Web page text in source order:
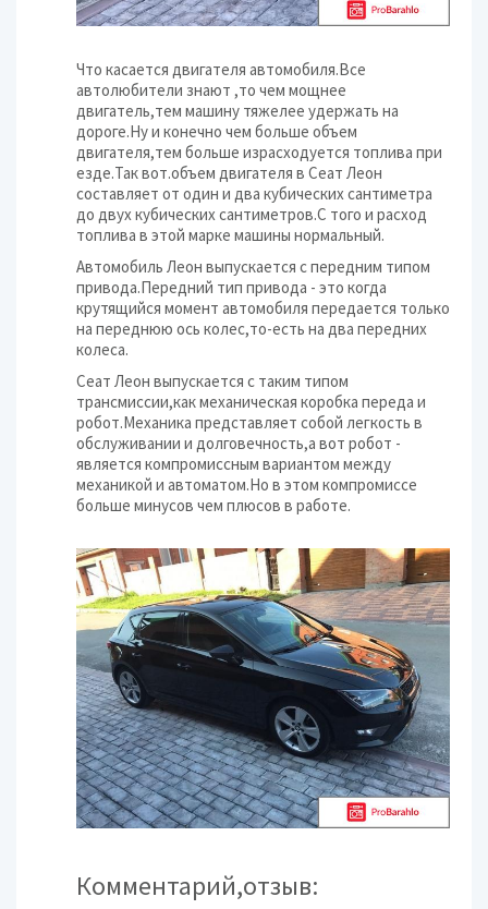
Что касается двигателя автомобиля.Все
автолюбители знают ,то чем мощнее
двигатель,тем машину тяжелее удержать на
дороге.Ну и конечно чем больше объем
двигателя,тем больше израсходуется топлива при
езде.Так вот.объем двигателя в Сеат Леон
составляет от один и два кубических сантиметра
до двух кубических сантиметров.С того и расход
топлива в этой марке машины нормальный.
Автомобиль Леон выпускается с передним типом
привода.Передний тип привода - это когда
крутящийся момент автомобиля передается только
на переднюю ось колес,то-есть на два передних
колеса.
Сеат Леон выпускается с таким типом
трансмиссии,как механическая коробка переда и
робот.Механика представляет собой легкость в
обслуживании и долговечность,а вот робот -
является компромиссным вариантом между
механикой и автоматом.Но в этом компромиссе
больше минусов чем плюсов в работе.
Комментарий,отзыв: